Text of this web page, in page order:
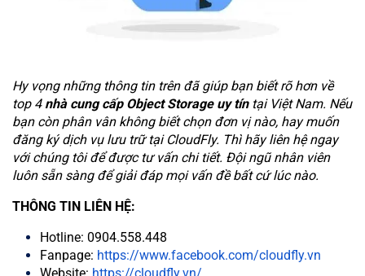
Hy vọng những thông tin trên đã giúp bạn biết rõ hơn về
top 4 nhà cung cấp Object Storage uy tíntại Việt Nam. Nếu
bạn còn phân vân không biết chọn đơn vị nào, hay muốn
đăng ký dịch vụ lưu trữ tại CloudFly. Thì hãy liên hệ ngay
với chúng tôi để được tư vấn chi tiết. Đội ngũ nhân viên
luôn sẵn sàng để giải đáp mọi vấn đề bất cứ lúc nào.
THÔNG TIN LIÊN HỆ:
Hotline: 0904.558.448
Fanpage: https://www.facebook.com/cloudfly.vn